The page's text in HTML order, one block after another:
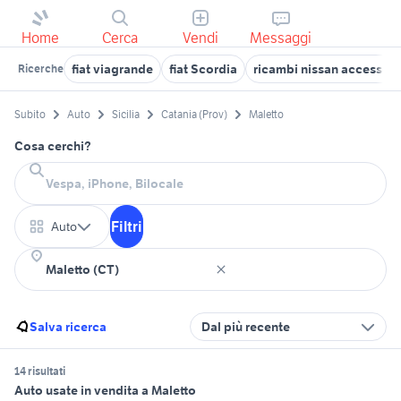
Home Cerca Vendi Messaggi
Ricerche fiat viagrande fiat Scordia ricambi nissan
Subito Auto Sicilia Catania (Prov) Maletto
Cosa cerchi?
Auto Filtri
Salva ricerca Dal più recente
14 risultati
Auto usate in vendita a Maletto